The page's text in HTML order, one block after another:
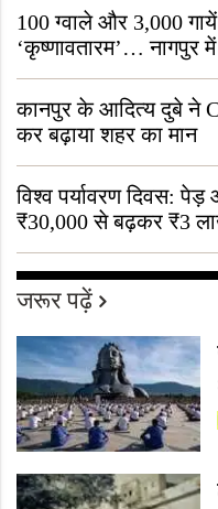
100 ग्वाले और 3,000
‘कृष्णावतारम’… नागपुर
“ऐसा तो सिर्फ़ कृष्ण ही
कानपुर के आदित्य दुबे ने
कर बढ़ाया शहर का मान
विश्व पर्यावरण दिवस:
₹30,000 से बढ़कर ₹3
जरूर पढ़ें